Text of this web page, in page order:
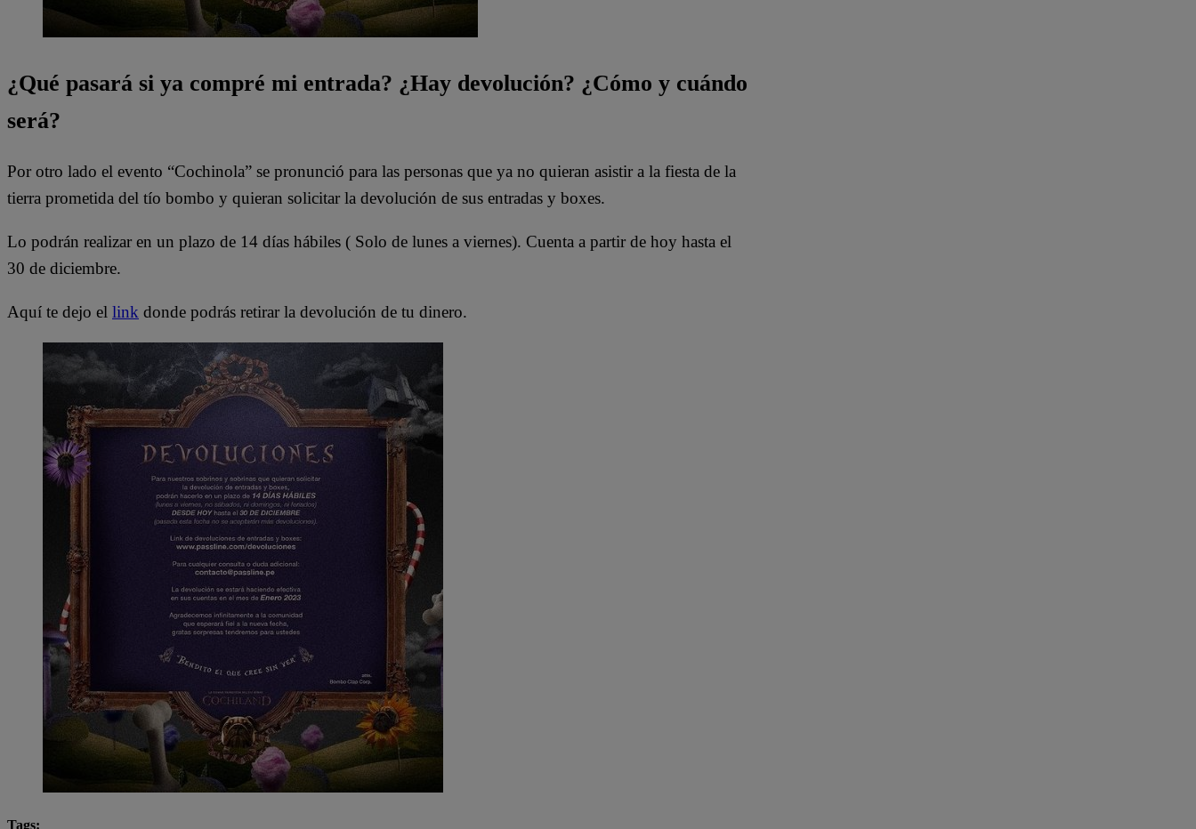
¿Qué pasará si ya compré mi entrada? ¿Hay devolución? ¿Cómo y cuándo
será?
Por otro lado el evento “Cochinola” se pronunció para las personas que ya no quieran asistir a la fiesta de la
tierra prometida del tío bombo y quieran solicitar la devolución de sus entradas y boxes.
Lo podrán realizar en un plazo de 14 días hábiles ( Solo de lunes a viernes). Cuenta a partir de hoy hasta el
30 de diciembre.
Aquí te dejo el link donde podrás retirar la devolución de tu dinero.
Tags: